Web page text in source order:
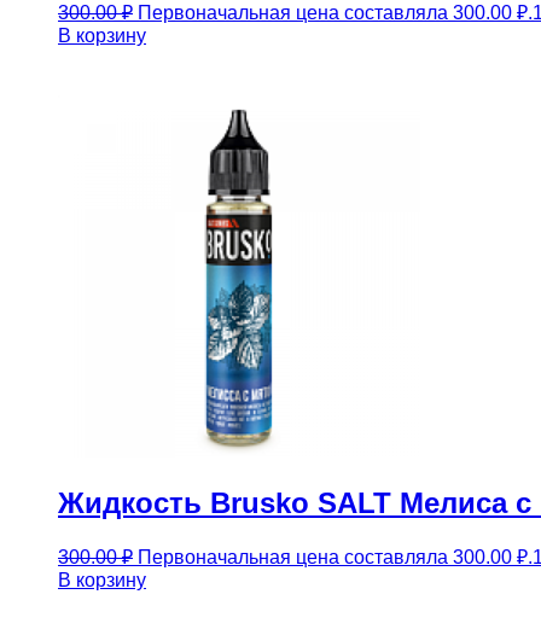
300.00₽ Первоначальная цена составляла 300.00 ₽.
В корзину
Жидкость Brusko SALT Мелиса
300.00₽ Первоначальная цена составляла 300.00 ₽.
В корзину